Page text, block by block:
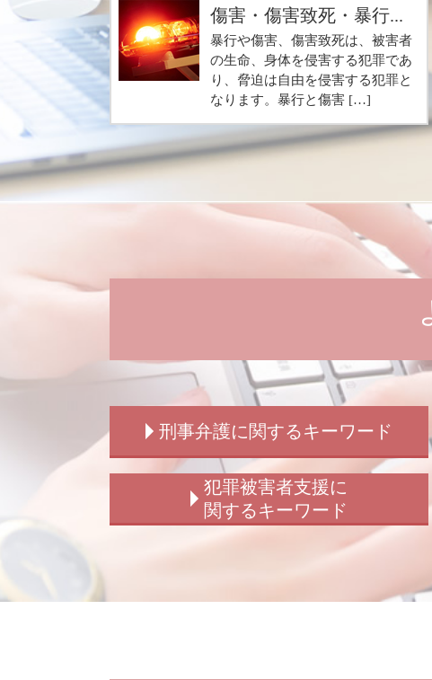
傷害・傷害致死・暴行...
暴行や傷害、傷害致死は、被害者
の生命、身体を侵害する犯罪であ
り、脅迫は自由を侵害する犯罪と
なります。暴行と傷害 […]
刑事弁護に関するキーワード
放火罪 種類
刑事事件 訴える
刑事事件 種類
犯罪被害者支援に
関するキーワード